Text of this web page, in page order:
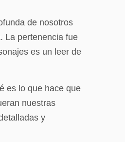
de nosotros
La pertenencia fue
es un leer de
es lo que hace que
nuestras
y